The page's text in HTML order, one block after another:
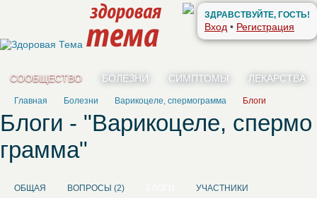
ЗДРАВСТВУЙТЕ, ГОСТЬ!
Вход • Регистрация
СООБЩЕСТВО БОЛЕЗНИ СИМПТОМЫ ЛЕКАРСТВА
Главная Болезни Варикоцеле, спермограмма Блоги
Блоги - "Варикоцеле, спермо
грамма"
ОБЩАЯ ВОПРОСЫ (2) УЧАСТНИКИ